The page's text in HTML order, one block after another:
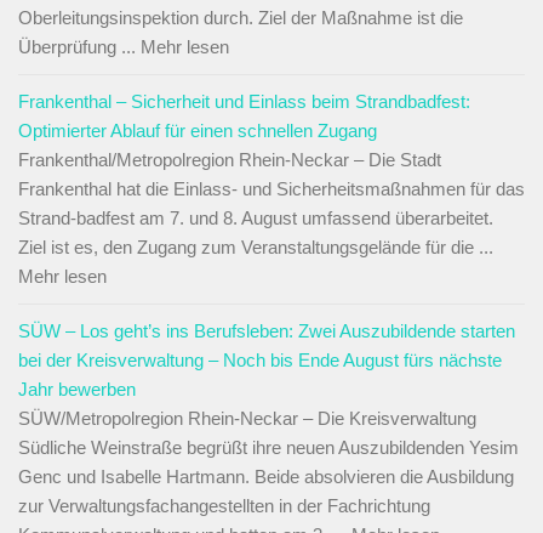
Oberleitungsinspektion durch. Ziel der Maßnahme ist die
Überprüfung ... Mehr lesen
Frankenthal – Sicherheit und Einlass beim Strandbadfest:
Optimierter Ablauf für einen schnellen Zugang
Frankenthal/Metropolregion Rhein-Neckar – Die Stadt
Frankenthal hat die Einlass- und Sicherheitsmaßnahmen für das
Strand-badfest am 7. und 8. August umfassend überarbeitet.
Ziel ist es, den Zugang zum Veranstaltungsgelände für die ...
Mehr lesen
SÜW – Los geht’s ins Berufsleben: Zwei Auszubildende starten
bei der Kreisverwaltung – Noch bis Ende August fürs nächste
Jahr bewerben
SÜW/Metropolregion Rhein-Neckar – Die Kreisverwaltung
Südliche Weinstraße begrüßt ihre neuen Auszubildenden Yesim
Genc und Isabelle Hartmann. Beide absolvieren die Ausbildung
zur Verwaltungsfachangestellten in der Fachrichtung